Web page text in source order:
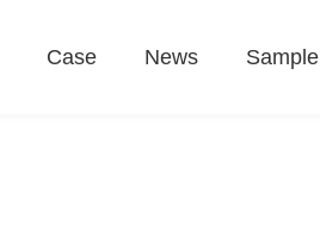
Case News Sample